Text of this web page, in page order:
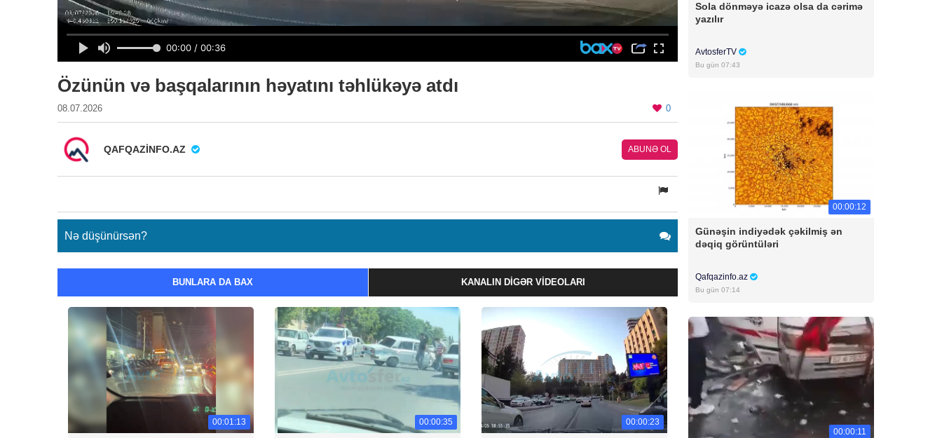
Özünün və başqalarının həyatını təhlükəyə atdı
08.07.2026 0
QAFQAZINFO.AZ ABUNƏ OL
Nə düşünürsən?
BUNLARA DA BAX KANALIN DIGƏR VIDEOLARI
00:01:13 00:00:35 00:00:23
Sola dönməyə icazə olsa da cərimə
yazılır
AvtosferTV
Bu gün 07:43
00:00:12
Günəşin indiyədək çəkilmiş ən
dəqiq görüntüləri
Qafqazinfo.az
Bu gün 07:14
00:00:11